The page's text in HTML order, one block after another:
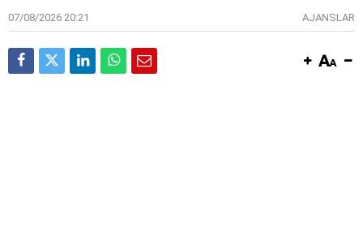
07/08/2026 20:21 AJANSLAR